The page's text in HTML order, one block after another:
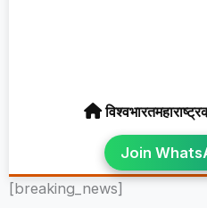
विश्वभारतमहाराष्ट्र
Join
[breaking_news]